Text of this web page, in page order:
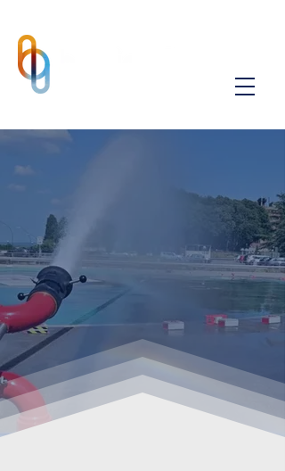
idricie
termici
, specializzati
in antincendio.